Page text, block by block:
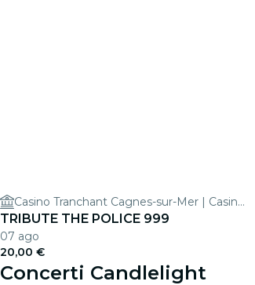
Casino Tranchant Cagnes-sur-Mer | Casino Terrazur
TRIBUTE THE POLICE 999
07 ago
20,00 €
Concerti Candlelight